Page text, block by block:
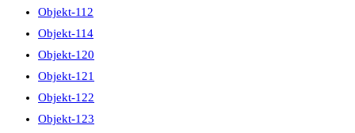
Objekt-112
Objekt-114
Objekt-120
Objekt-121
Objekt-122
Objekt-123